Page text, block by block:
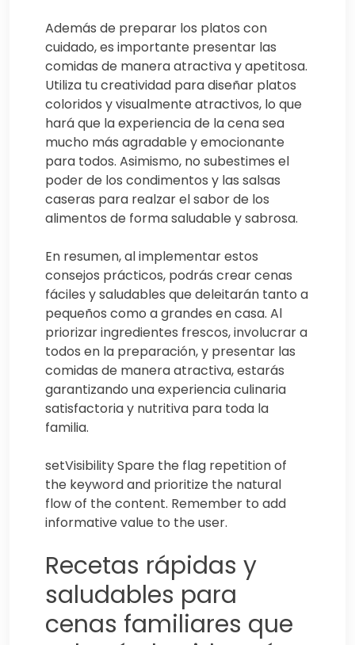
Además de preparar los platos con
cuidado, es importante presentar las
comidas de manera atractiva y apetitosa.
Utiliza tu creatividad para diseñar platos
coloridos y visualmente atractivos, lo que
hará que la experiencia de la cena sea
mucho más agradable y emocionante
para todos. Asimismo, no subestimes el
poder de los condimentos y las salsas
caseras para realzar el sabor de los
alimentos de forma saludable y sabrosa.
En resumen, al implementar estos
consejos prácticos, podrás crear cenas
fáciles y saludables que deleitarán tanto a
pequeños como a grandes en casa. Al
priorizar ingredientes frescos, involucrar a
todos en la preparación, y presentar las
comidas de manera atractiva, estarás
garantizando una experiencia culinaria
satisfactoria y nutritiva para toda la
familia.
setVisibility Spare the flag repetition of
the keyword and prioritize the natural
flow of the content. Remember to add
informative value to the user.
Recetas rápidas y
saludables para
cenas familiares que